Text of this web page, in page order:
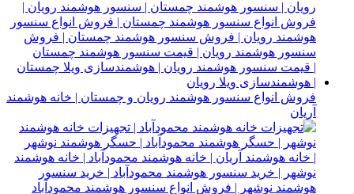
فروش انواع سنسور هوشمند رویان و چمستان | خانه هوشمند
آریان